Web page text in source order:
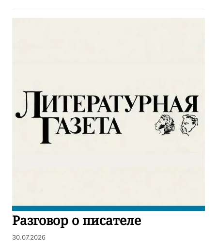
Разговор о писателе
30.07.2026